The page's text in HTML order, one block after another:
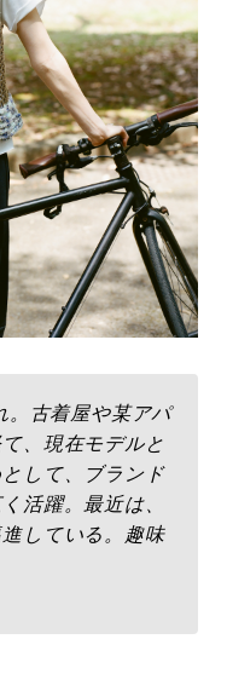
。古着屋や某アパ
、現在モデルと
して、ブランド
活躍。最近は、
している。趣味